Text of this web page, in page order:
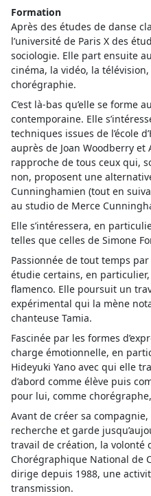
Formation
Après des études de danse
l’université de Paris X des
sociologie. Elle part ensuite
cinéma, la vidéo, la
chorégraphie.
C’est là-bas qu’elle se forme
contemporaine. Elle
techniques issues de l’école
auprès de Joan Woodberry et
rapproche de tous ceux qui,
non, proposent une
Cunninghamien (tout en
au studio de Merce
Elle s’intéressera, en
telles que celles de Simone
Passionnée de tout temps
étudie certains, en
flamenco. Elle poursuit un
expérimental qui la mène
chanteuse Tamia.
Fascinée par les formes
charge émotionnelle, en
Hideyuki Yano avec qui elle
d’abord comme élève puis
pour lui, comme
Avant de créer sa
recherche et garde
travail de création, la volonté
Chorégraphique National de
dirige depuis 1988, une
transmission.